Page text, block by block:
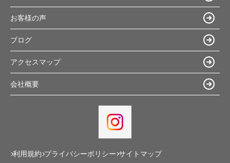
お客様の声
ブログ
アクセスマップ
会社概要
利用規約 プライバシーポリシー サイトマップ